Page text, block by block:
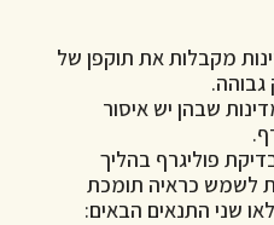
מקבלות את תוקפן של
גבוהה.
שבהן יש איסור
פוליגרף בהליך
לשמש כראיה תומכת
שני התנאים הבאים: